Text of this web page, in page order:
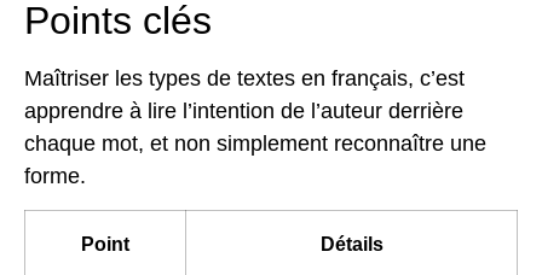
Points clés
Maîtriser les types de textes en français, c’est
apprendre à lire l’intention de l’auteur derrière
chaque mot, et non simplement reconnaître une
forme.
Point Détails